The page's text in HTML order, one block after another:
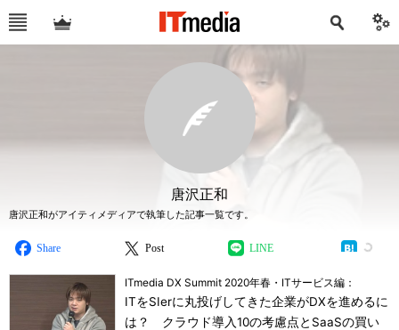
唐沢正和
唐沢正和がアイティメディアで執筆した記事一覧です。
Share Post LINE
ITmedia DX Summit 2020年春・ITサービス編：
ITをSIerに丸投げしてきた企業がDXを進めるに
は？ クラウド導入10の考慮点とSaaSの買い